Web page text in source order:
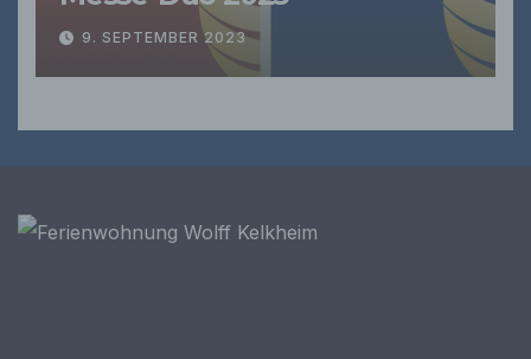
9. SEPTEMBER 2023
personenbezogenen Daten verwendet
werden, um bestimmte persönliche Aspekte,
die sich auf eine natürliche Person beziehen,
zu bewerten, insbesondere, um Aspekte
Interessen, Zuverlässigkeit, Verhalten,